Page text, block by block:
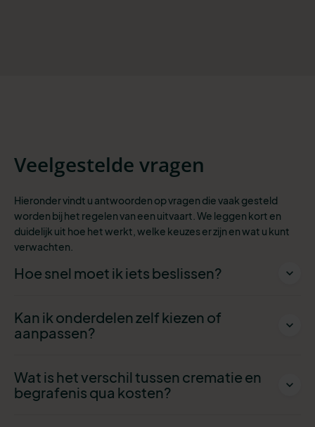
Veelgestelde vragen
Hieronder vindt u antwoorden op vragen die vaak gesteld
worden bij het regelen van een uitvaart. We leggen kort en
duidelijk uit hoe het werkt, welke keuzes er zijn en wat u kunt
verwachten.
Hoe snel moet ik iets beslissen?
Kan ik onderdelen zelf kiezen of
aanpassen?
Wat is het verschil tussen crematie en
begrafenis qua kosten?